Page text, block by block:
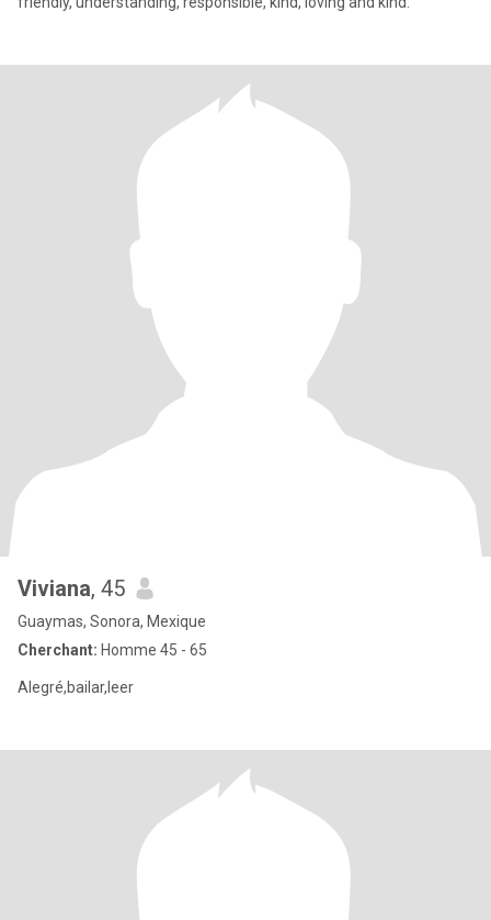
Viviana, 45
Guaymas, Sonora, Mexique
Cherchant: Homme 45 - 65
Alegré,bailar,leer